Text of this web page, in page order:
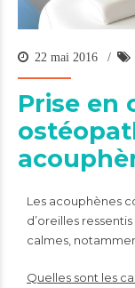
22 mai 2016
Prise en
Les acouphènes
d’oreilles
calmes,
Quelles sont les